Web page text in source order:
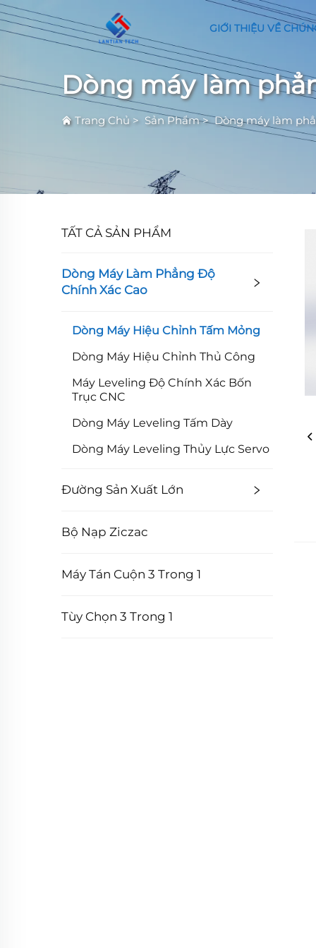
GIỚI THIỆU VỀ
Dòng máy làm
Trang Chủ > Sản Phẩm>Dòng máy làm
TẤT CẢ SẢN PHẨM
Dòng Máy Làm Phẳng Độ
Chính Xác Cao
Dòng Máy Hiệu Chỉnh Tấm Mỏng
Dòng Máy Hiệu Chỉnh Thủ Công
Máy Leveling Độ Chính Xác Bốn
Trục CNC
Dòng Máy Leveling Tấm Dày
Dòng Máy Leveling Thủy Lực Servo
Đường Sản Xuất Lớn
Bộ Nạp Ziczac
Máy Tán Cuộn 3 Trong 1
Tùy Chọn 3 Trong 1